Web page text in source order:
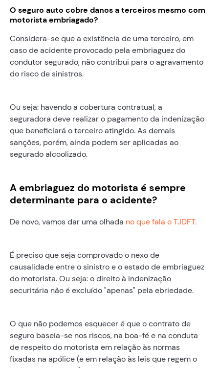
O seguro auto cobre danos a terceiros mesmo com
motorista embriagado?
Considera-se que a existência de uma terceiro, em
caso de acidente provocado pela embriaguez do
condutor segurado, não contribui para o agravamento
do risco de sinistros.
Ou seja: havendo a cobertura contratual, a
seguradora deve realizar o pagamento da indenização
que beneficiará o terceiro atingido. As demais
sanções, porém, ainda podem ser aplicadas ao
segurado alcoolizado.
A embriaguez do motorista é sempre
determinante para o acidente?
De novo, vamos dar uma olhada no que fala o TJDFT.
É preciso que seja comprovado o nexo de
causalidade entre o sinistro e o estado de embriaguez
do motorista. Ou seja: o direito à indenização
securitária não é excluído "apenas" pela ebriedade.
O que não podemos esquecer é que o contrato de
seguro baseia-se nos riscos, na boa-fé e na conduta
de respeito do motorista em relação às normas
fixadas na apólice (e em relação às leis que regem o